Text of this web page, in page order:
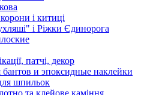
і китиці
і Ріжки Єдинорога
патчі, декор
и эпоксидные наклейки
шпильок
та клейове каміння